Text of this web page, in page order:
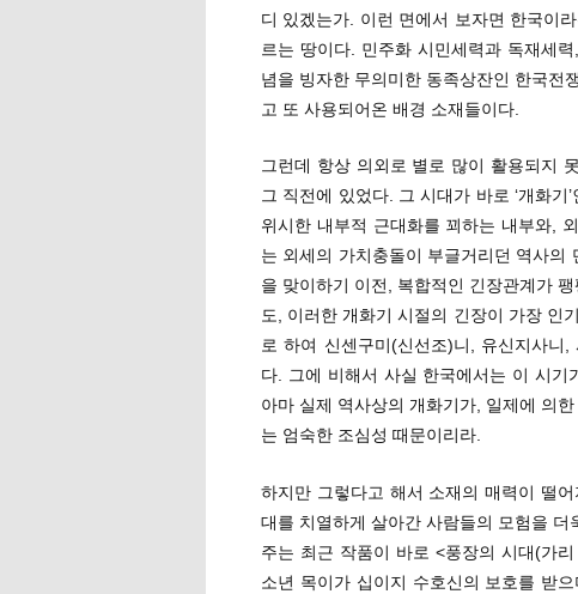
디 있겠는가. 이런 면에서 보자면 한국이
르는 땅이다. 민주화 시민세력과 독재세
념을 빙자한 무의미한 동족상잔인 한국전
고 또 사용되어온 배경 소재들이다.
그런데 항상 의외로 별로 많이 활용되지
그 직전에 있었다. 그 시대가 바로 ‘개화
위시한 내부적 근대화를 꾀하는 내부와,
는 외세의 가치충돌이 부글거리던 역사의
을 맞이하기 이전, 복합적인 긴장관계가
도, 이러한 개화기 시절의 긴장이 가장 인
로 하여 신센구미(신선조)니, 유신지사니
다. 그에 비해서 사실 한국에서는 이 시
아마 실제 역사상의 개화기가, 일제에 의
는 엄숙한 조심성 때문이리라.
하지만 그렇다고 해서 소재의 매력이 떨
대를 치열하게 살아간 사람들의 모험을
주는 최근 작품이 바로 <풍장의 시대(가
소년 목이가 십이지 수호신의 보호를 받